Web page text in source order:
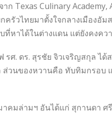
าก Texas Culinary
ครัวไทยมาตั้งใจกลางเมืองอั
ที่หาได้ในต่างแดน แต่ยังคงค
รศ. ดร. สุรชัย จิวเจริญสกุล ไ
ส่วนของหวานคือ ทับทิมกรอบ
คมล่ามฯ อันได้แก่ สุกานดา